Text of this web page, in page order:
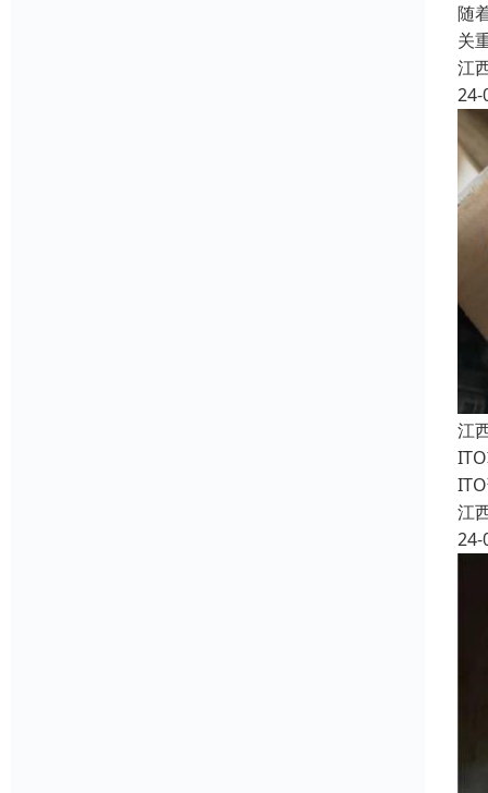
随
关
江
24-
江
江
24-